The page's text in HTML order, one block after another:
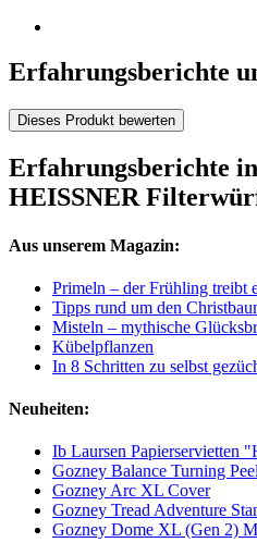
Erfahrungsberichte
Dieses Produkt bewerten
Erfahrungsberichte
HEISSNER
Aus unserem Magazin:
Primeln – der Frühling treibt
Tipps rund um den
Misteln – mythische
Kübelpflanzen
In 8 Schritten zu selbst
Neuheiten:
Ib Laursen Papierservietten
Gozney Balance Turning Peel
Gozney Arc XL Cover
Gozney Tread Adventure
Gozney Dome XL (Gen 2)